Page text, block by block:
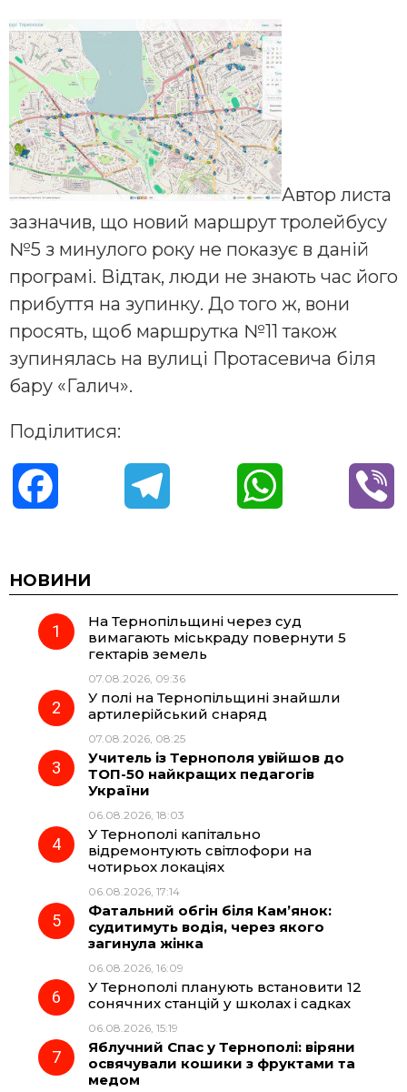
Автор листа
зазначив, що новий маршрут тролейбусу
№5 з минулого року не показує в даній
програмі. Відтак, люди не знають час його
прибуття на зупинку. До того ж, вони
просять, щоб маршрутка №11 також
зупинялась на вулиці Протасевича біля
бару «Галич».
Поділитися:
c
e
o
o
e
r
a
t
p
НОВИНИ
На Тернопільщині через суд
вимагають міськраду повернути 5
гектарів земель
07.08.2026, 09:36
У полі на Тернопільщині знайшли
артилерійський снаряд
07.08.2026, 08:25
Учитель із Тернополя увійшов до
ТОП-50 найкращих педагогів
України
06.08.2026, 18:03
У Тернополі капітально
відремонтують світлофори на
чотирьох локаціях
06.08.2026, 17:14
Фатальний обгін біля Кам’янок:
судитимуть водія, через якого
загинула жінка
06.08.2026, 16:09
У Тернополі планують встановити 12
сонячних станцій у школах і садках
06.08.2026, 15:19
Яблучний Спас у Тернополі: віряни
освячували кошики з фруктами та
медом